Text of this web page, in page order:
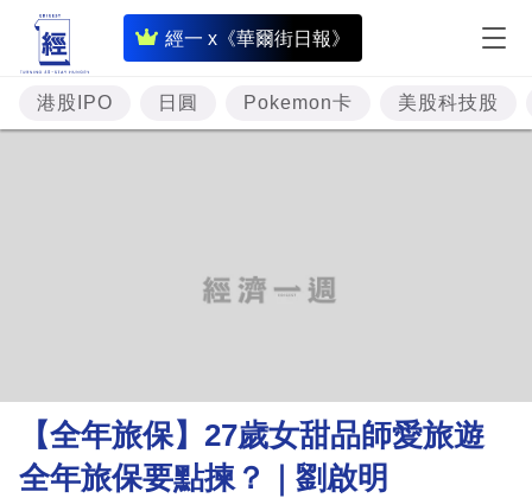
經一 x《華爾街日報》
即
時
財
經
理
財
商
港股IPO 日圓 Pokemon卡 美股科技股
【全年旅保】27歲女甜品師愛旅遊
全年旅保要點揀？｜劉啟明